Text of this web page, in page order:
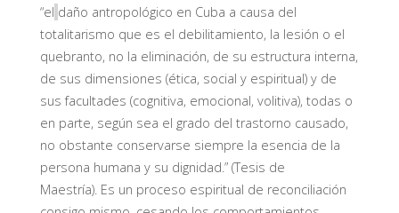
“el daño antropológico en Cuba a causa del
totalitarismo que es el debilitamiento, la lesión o el
quebranto, no la eliminación, de su estructura interna,
de sus dimensiones (ética, social y espiritual) y de
sus facultades (cognitiva, emocional, volitiva), todas o
en parte, según sea el grado del trastorno causado,
no obstante conservarse siempre la esencia de la
persona humana y su dignidad.” (Tesis de
Maestría). Es un proceso espiritual de reconciliación